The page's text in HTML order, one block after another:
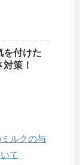
を付けた
策！
ルクの与
て